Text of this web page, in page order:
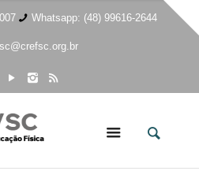
Whatsapp: (48) 99616-2644